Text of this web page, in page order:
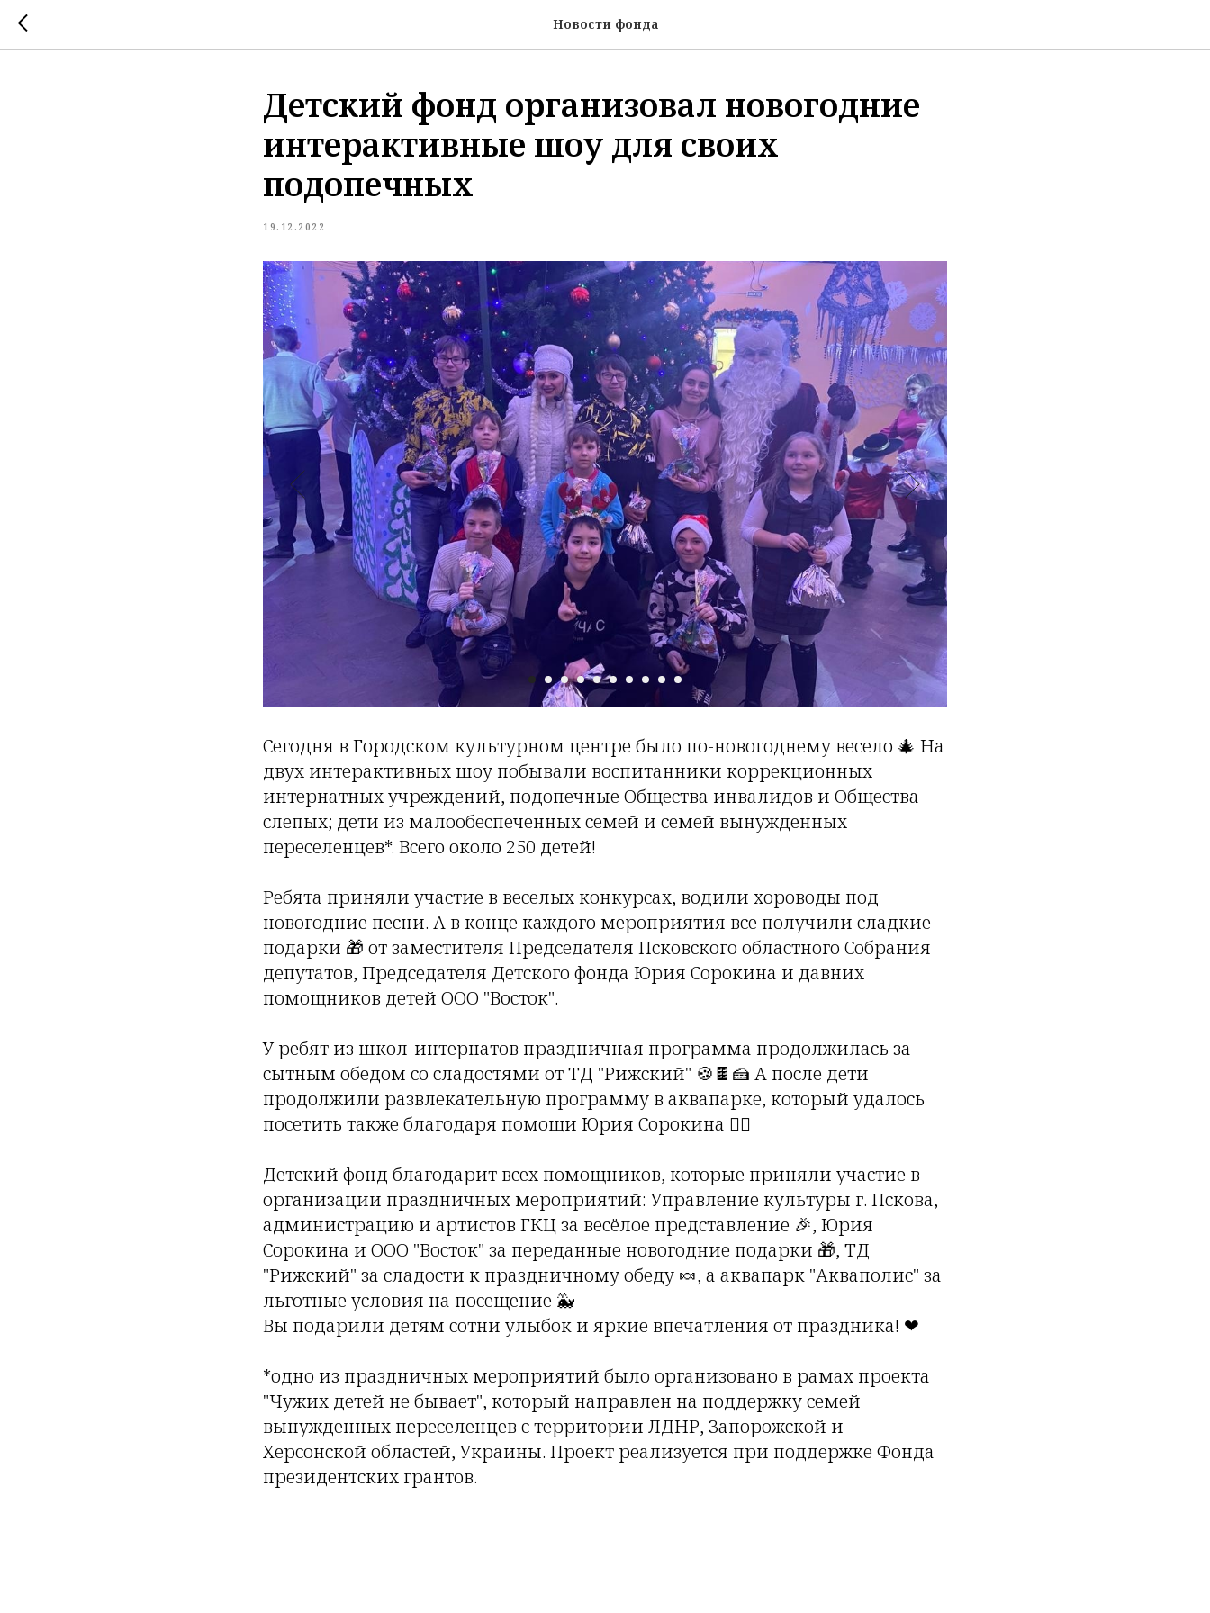
Новости фонда
Детский фонд организовал новогодние
интерактивные шоу для своих
подопечных
19.12.2022
Сегодня в Городском культурном центре было по-новогоднему весело 🎄 На
двух интерактивных шоу побывали воспитанники коррекционных
интернатных учреждений, подопечные Общества инвалидов и Общества
слепых; дети из малообеспеченных семей и семей вынужденных
переселенцев*. Всего около 250 детей!
Ребята приняли участие в веселых конкурсах, водили хороводы под
новогодние песни. А в конце каждого мероприятия все получили сладкие
подарки 🎁 от заместителя Председателя Псковского областного Собрания
депутатов, Председателя Детского фонда Юрия Сорокина и давних
помощников детей ООО "Восток".
У ребят из школ-интернатов праздничная программа продолжилась за
сытным обедом со сладостями от ТД "Рижский" 🍪🍫🍰 А после дети
продолжили развлекательную программу в аквапарке, который удалось
посетить также благодаря помощи Юрия Сорокина 🏊‍♀
Детский фонд благодарит всех помощников, которые приняли участие в
организации праздничных мероприятий: Управление культуры г. Пскова,
администрацию и артистов ГКЦ за весёлое представление 🎉, Юрия
Сорокина и ООО "Восток" за переданные новогодние подарки 🎁, ТД
"Рижский" за сладости к праздничному обеду 🍬, а аквапарк "Акваполис" за
льготные условия на посещение 🐳
Вы подарили детям сотни улыбок и яркие впечатления от праздника! ❤
*одно из праздничных мероприятий было организовано в рамах проекта
"Чужих детей не бывает", который направлен на поддержку семей
вынужденных переселенцев с территории ЛДНР, Запорожской и
Херсонской областей, Украины. Проект реализуется при поддержке Фонда
президентских грантов.